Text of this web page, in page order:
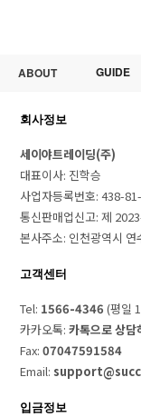
ABOUT GUIDE
회사정보
세이야트레이딩(주)
대표이사: 진학승
사업자등록번호: 438-
통신판매업신고: 제
본사주소: 인천광역시
고객센터
Tel: 1566-4346 (평일
카카오톡:카톡으로 상담
Fax:07047591584
Email:
입금정보